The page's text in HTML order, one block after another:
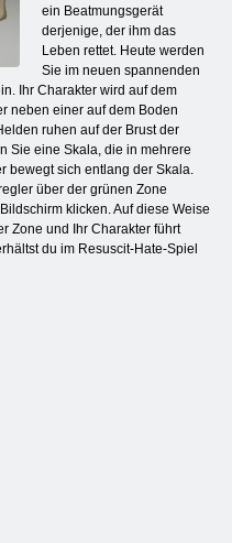
ein Beatmungsgerät
derjenige, der ihm das
Leben rettet. Heute werden
Sie im neuen spannenden
Ihr Charakter wird auf dem
neben einer auf dem Boden
ruhen auf der Brust der
Sie eine Skala, die in mehrere
bewegt sich entlang der Skala.
über der grünen Zone
klicken. Auf diese Weise
Zone und Ihr Charakter führt
du im Resuscit-Hate-Spiel